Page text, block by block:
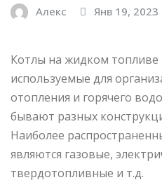
Алекс Янв 19, 2023
Котлы на жидком топливе
используемые для
отопления и горячего
бывают разных
Наиболее
являются газовые,
твердотопливные и т.д.